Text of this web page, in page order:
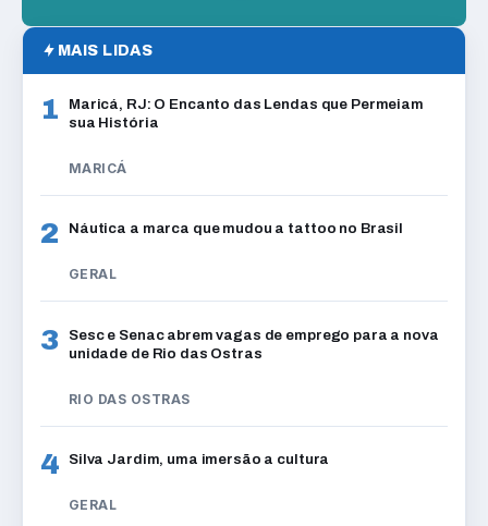
MAIS LIDAS
1
Maricá, RJ: O Encanto das Lendas que Permeiam
sua História
MARICÁ
2 Náutica a marca que mudou a tattoo no Brasil
GERAL
3
Sesc e Senac abrem vagas de emprego para a nova
unidade de Rio das Ostras
RIO DAS OSTRAS
4 Silva Jardim, uma imersão a cultura
GERAL